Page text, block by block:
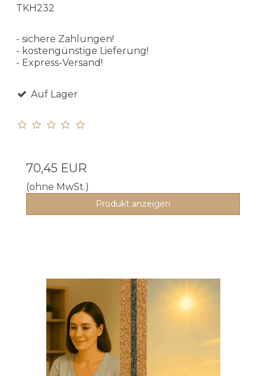
TKH232
- sichere Zahlungen!
- kostengünstige Lieferung!
- Express-Versand!
Auf Lager
70,45 EUR
(ohne MwSt.)
Produkt anzeigen